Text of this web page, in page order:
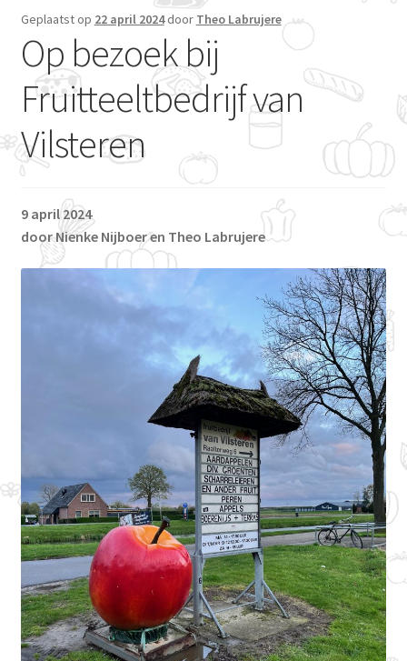
Meedoen?
Winkel
Routebeschrijving
Draaiboek
Rijschema en rekentool
Mijn winkelmand
Mijn account
Ammervelde-fam. Holtkuile
De Jonghe Leeuw
Eddy Tuink
Fruitbedrijf van Vilsteren
Huisman
Geplaatst op 22 april 2024 door Theo Labrujere
Op bezoek bij
Fruitteeltbedrijf van
Vilsteren
9 april 2024
door Nienke Nijboer en Theo Labrujere